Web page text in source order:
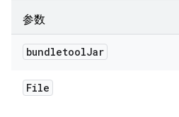
参数
bundletoolJar
File